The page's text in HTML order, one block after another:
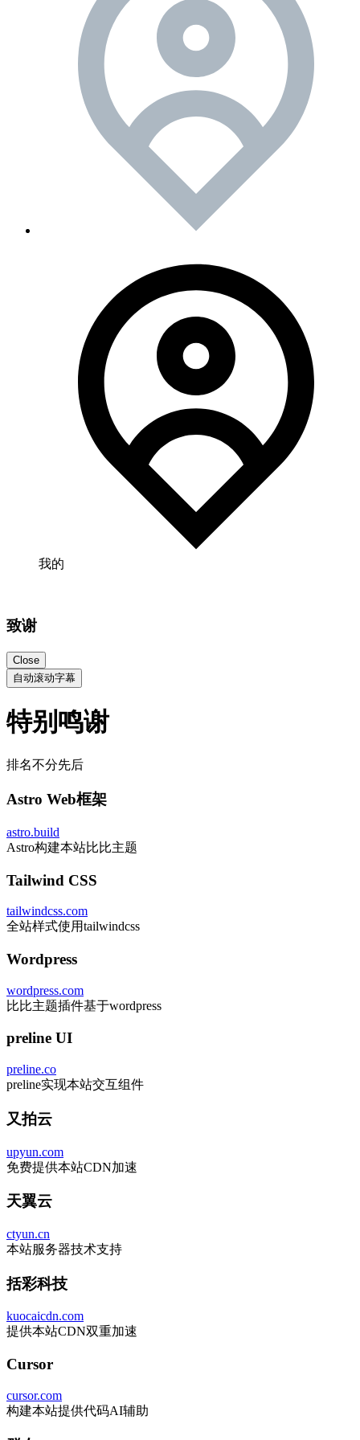
我的
致谢
Close
自动滚动字幕
特别鸣谢
排名不分先后
Astro Web框架
astro.build
Astro构建本站比比主题
Tailwind CSS
tailwindcss.com
全站样式使用tailwindcss
Wordpress
wordpress.com
比比主题插件基于wordpress
preline UI
preline.co
preline实现本站交互组件
又拍云
upyun.com
免费提供本站CDN加速
天翼云
ctyun.cn
本站服务器技术支持
括彩科技
kuocaicdn.com
提供本站CDN双重加速
Cursor
cursor.com
构建本站提供代码AI辅助